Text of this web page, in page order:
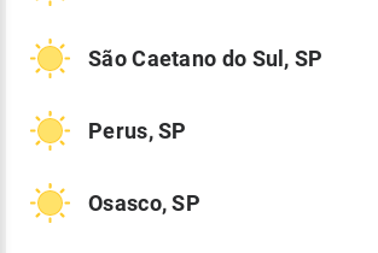
São Caetano do Sul, SP
Perus, SP
Osasco, SP